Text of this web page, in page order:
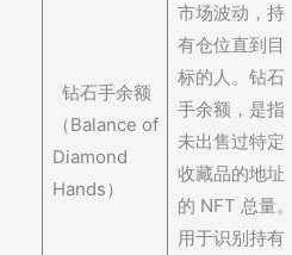
钻石手余额
（Balance of
Diamond
Hands）
市场波动，持
有仓位直到目
标的人。钻石
手余额，是指
未出售过特定
收藏品的地址
的 NFT 总量。
用于识别持有